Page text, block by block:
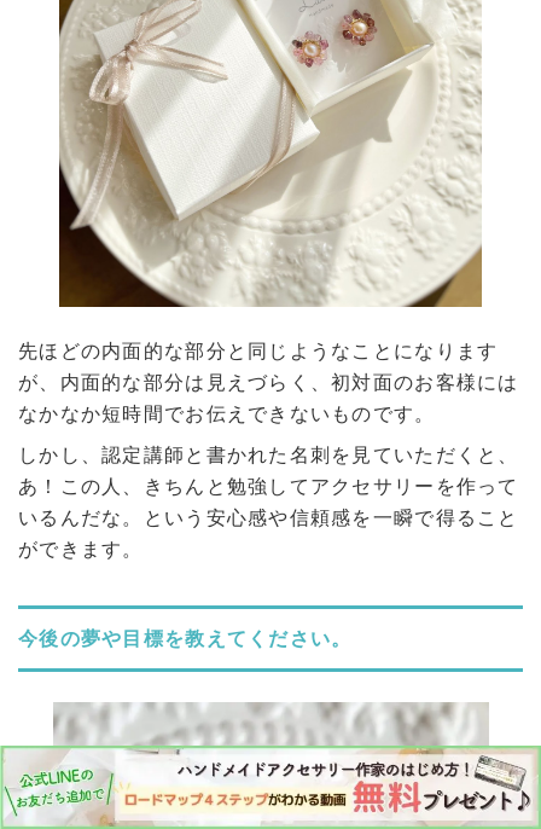
先ほどの内面的な部分と同じようなことになります
が、内面的な部分は見えづらく、初対面のお客様には
なかなか短時間でお伝えできないものです。
しかし、認定講師と書かれた名刺を見ていただくと、
あ！この人、きちんと勉強してアクセサリーを作って
いるんだな。という安心感や信頼感を一瞬で得ること
ができます。
今後の夢や目標を教えてください。